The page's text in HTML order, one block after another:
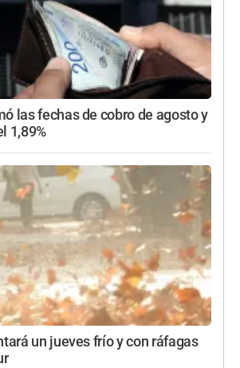
las fechas de cobro de agosto y
1,89%
un jueves frío y con ráfagas